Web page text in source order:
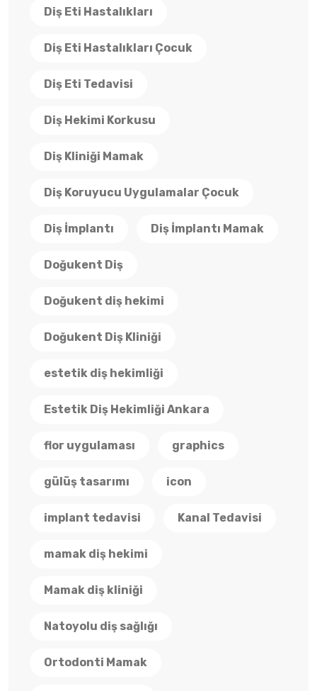
Diş Eti Hastalıkları
Diş Eti Hastalıkları Çocuk
Diş Eti Tedavisi
Diş Hekimi Korkusu
Diş Kliniği Mamak
Diş Koruyucu Uygulamalar Çocuk
Diş İmplantı Diş İmplantı Mamak
Doğukent Diş
Doğukent diş hekimi
Doğukent Diş Kliniği
estetik diş hekimliği
Estetik Diş Hekimliği Ankara
flor uygulaması graphics
gülüş tasarımı icon
implant tedavisi Kanal Tedavisi
mamak diş hekimi
Mamak diş kliniği
Natoyolu diş sağlığı
Ortodonti Mamak